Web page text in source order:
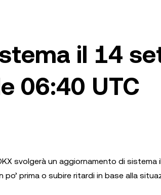
il 14
06:40 UTC
svolgerà un aggiornamento di
prima o subire ritardi in base alla